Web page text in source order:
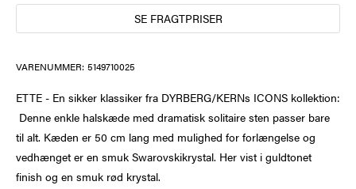
SE FRAGTPRISER
VARENUMMER: 5149710025
ETTE - En sikker klassiker fra DYRBERG/KERNs ICONS kollektion:
Denne enkle halskæde med dramatisk solitaire sten passer bare
til alt. Kæden er 50 cm lang med mulighed for forlængelse og
vedhænget er en smuk Swarovskikrystal. Her vist i guldtonet
finish og en smuk rød krystal.